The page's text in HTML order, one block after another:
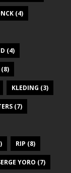
(4)
(4)
(8)
KLEDING (3)
(7)
RIP (8)
YORO (7)